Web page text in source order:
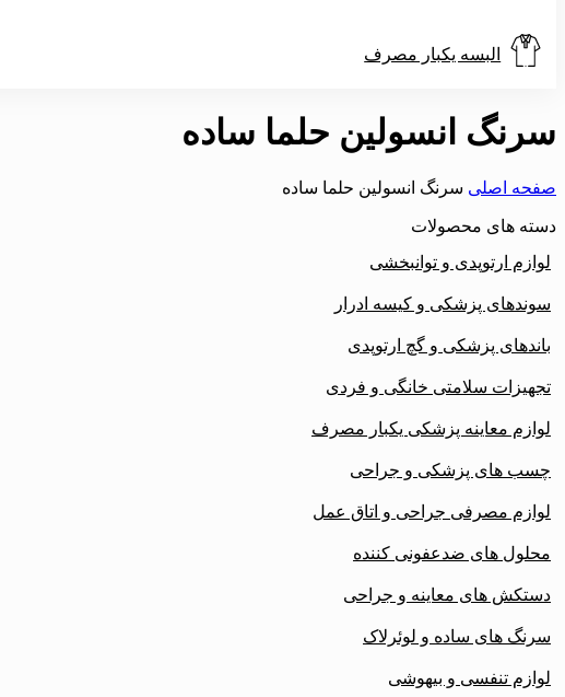
البسه یکبار مصرف
سرنگ انسولین حلما ساده
صفحه اصلی سرنگ انسولین حلما ساده
دسته های محصولات
لوازم ارتوپدی و توانبخشی
سوندهای پزشکی و کیسه ادرار
باندهای پزشکی و گچ ارتوپدی
تجهیزات سلامتی خانگی و فردی
لوازم معاینه پزشکی یکبار مصرف
چسب های پزشکی و جراحی
لوازم مصرفی جراحی و اتاق عمل
محلول های ضدعفونی کننده
دستکش های معاینه و جراحی
سرنگ های ساده و لوئرلاک
لوازم تنفسی و بیهوشی